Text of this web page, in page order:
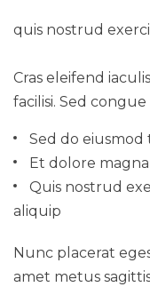
quis nostrud
Cras eleifend
facilisi. Sed
Sed do
Et dolore
Quis nostrud
aliquip
Nunc placerat
amet metus